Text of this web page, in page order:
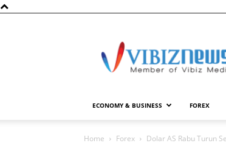
ECONOMY & BUSINESS FOREX
Home Forex Dolar AS Rabu Turun